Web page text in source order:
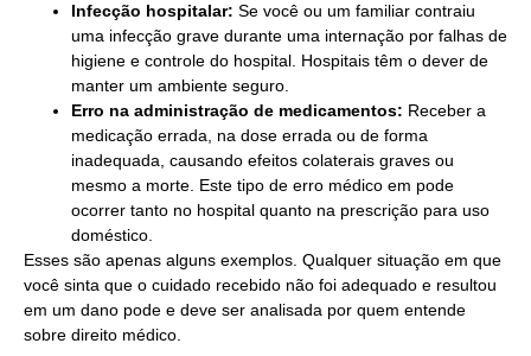
Infecção hospitalar: Se você ou um familiar contraiu
uma infecção grave durante uma internação por falhas de
higiene e controle do hospital. Hospitais têm o dever de
manter um ambiente seguro.
Erro na administração de medicamentos: Receber a
medicação errada, na dose errada ou de forma
inadequada, causando efeitos colaterais graves ou
mesmo a morte. Este tipo de erro médico em pode
ocorrer tanto no hospital quanto na prescrição para uso
doméstico.
Esses são apenas alguns exemplos. Qualquer situação em que
você sinta que o cuidado recebido não foi adequado e resultou
em um dano pode e deve ser analisada por quem entende
sobre direito médico.